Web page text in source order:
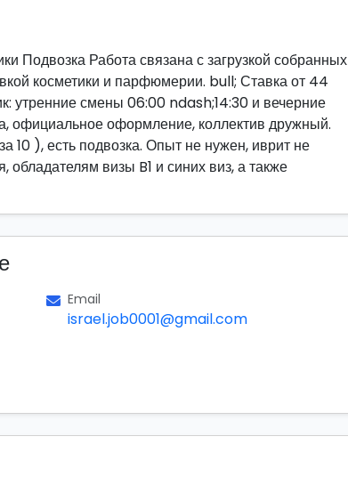
Подвозка Работа связана с загрузкой собранных
косметики и парфюмерии. bull; Ставка от 44
утренние смены 06:00 ndash;14:30 и вечерние
официальное оформление, коллектив дружный.
10 ), есть подвозка. Опыт не нужен, иврит не
визы B1 и синих виз, а также
Email
israel.job0001@gmail.com